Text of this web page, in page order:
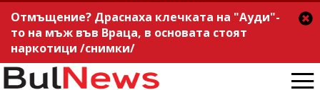
Отмъщение? Драснаха клечката на "Ауди"-
то на мъж във Враца, в основата стоят
наркотици /снимки/